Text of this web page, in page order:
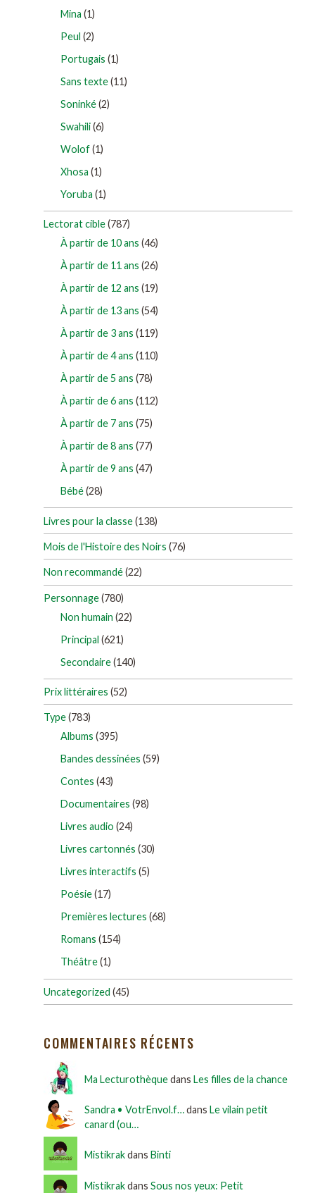
Mina (1)
Peul (2)
Portugais (1)
Sans texte(11)
Soninké(2)
Swahili(6)
Wolof(1)
Xhosa (1)
Yoruba (1)
Lectorat cible(787)
À partir de 10 ans (46)
À partir de 11 ans (26)
À partir de 12 ans (19)
À partir de 13 ans (54)
À partir de 3 ans (119)
À partir de 4 ans (110)
À partir de 5 ans (78)
À partir de 6 ans (112)
À partir de 7 ans (75)
À partir de 8 ans (77)
À partir de 9 ans (47)
Bébé(28)
Livres pour la classe(138)
Mois de l'Histoire des Noirs (76)
Non recommandé(22)
Personnage(780)
Non humain (22)
Principal (621)
Secondaire(140)
Prix littéraires (52)
Type(783)
Albums (395)
Bandes dessinées (59)
Contes (43)
Documentaires (98)
Livres audio (24)
Livres cartonnés (30)
Livres interactifs (5)
Poésie(17)
Premières lectures (68)
Romans (154)
Théâtre(1)
Uncategorized (45)
COMMENTAIRES RÉCENTS
Ma Lecturothèquedans Les filles de la chance
Sandra • VotrEnvol.f…dans Le vilain petit
canard (ou…
Mistikrakdans Binti
Mistikrakdans Sous nos yeux: Petit